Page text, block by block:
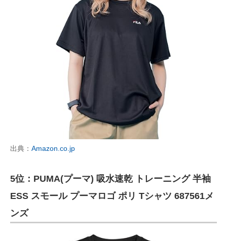
出典： Amazon.co.jp
5位：PUMA(プーマ) 吸水速乾 トレーニング 半袖
ESS スモール プーマロゴ ポリ Tシャツ 687561メ
ンズ